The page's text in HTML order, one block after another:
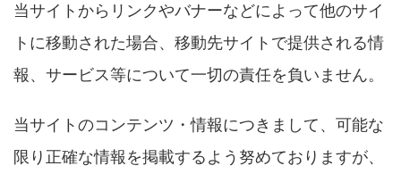
当サイトからリンクやバナーなどによって他のサイ
トに移動された場合、移動先サイトで提供される情
報、サービス等について一切の責任を負いません。
当サイトのコンテンツ・情報につきまして、可能な
限り正確な情報を掲載するよう努めておりますが、